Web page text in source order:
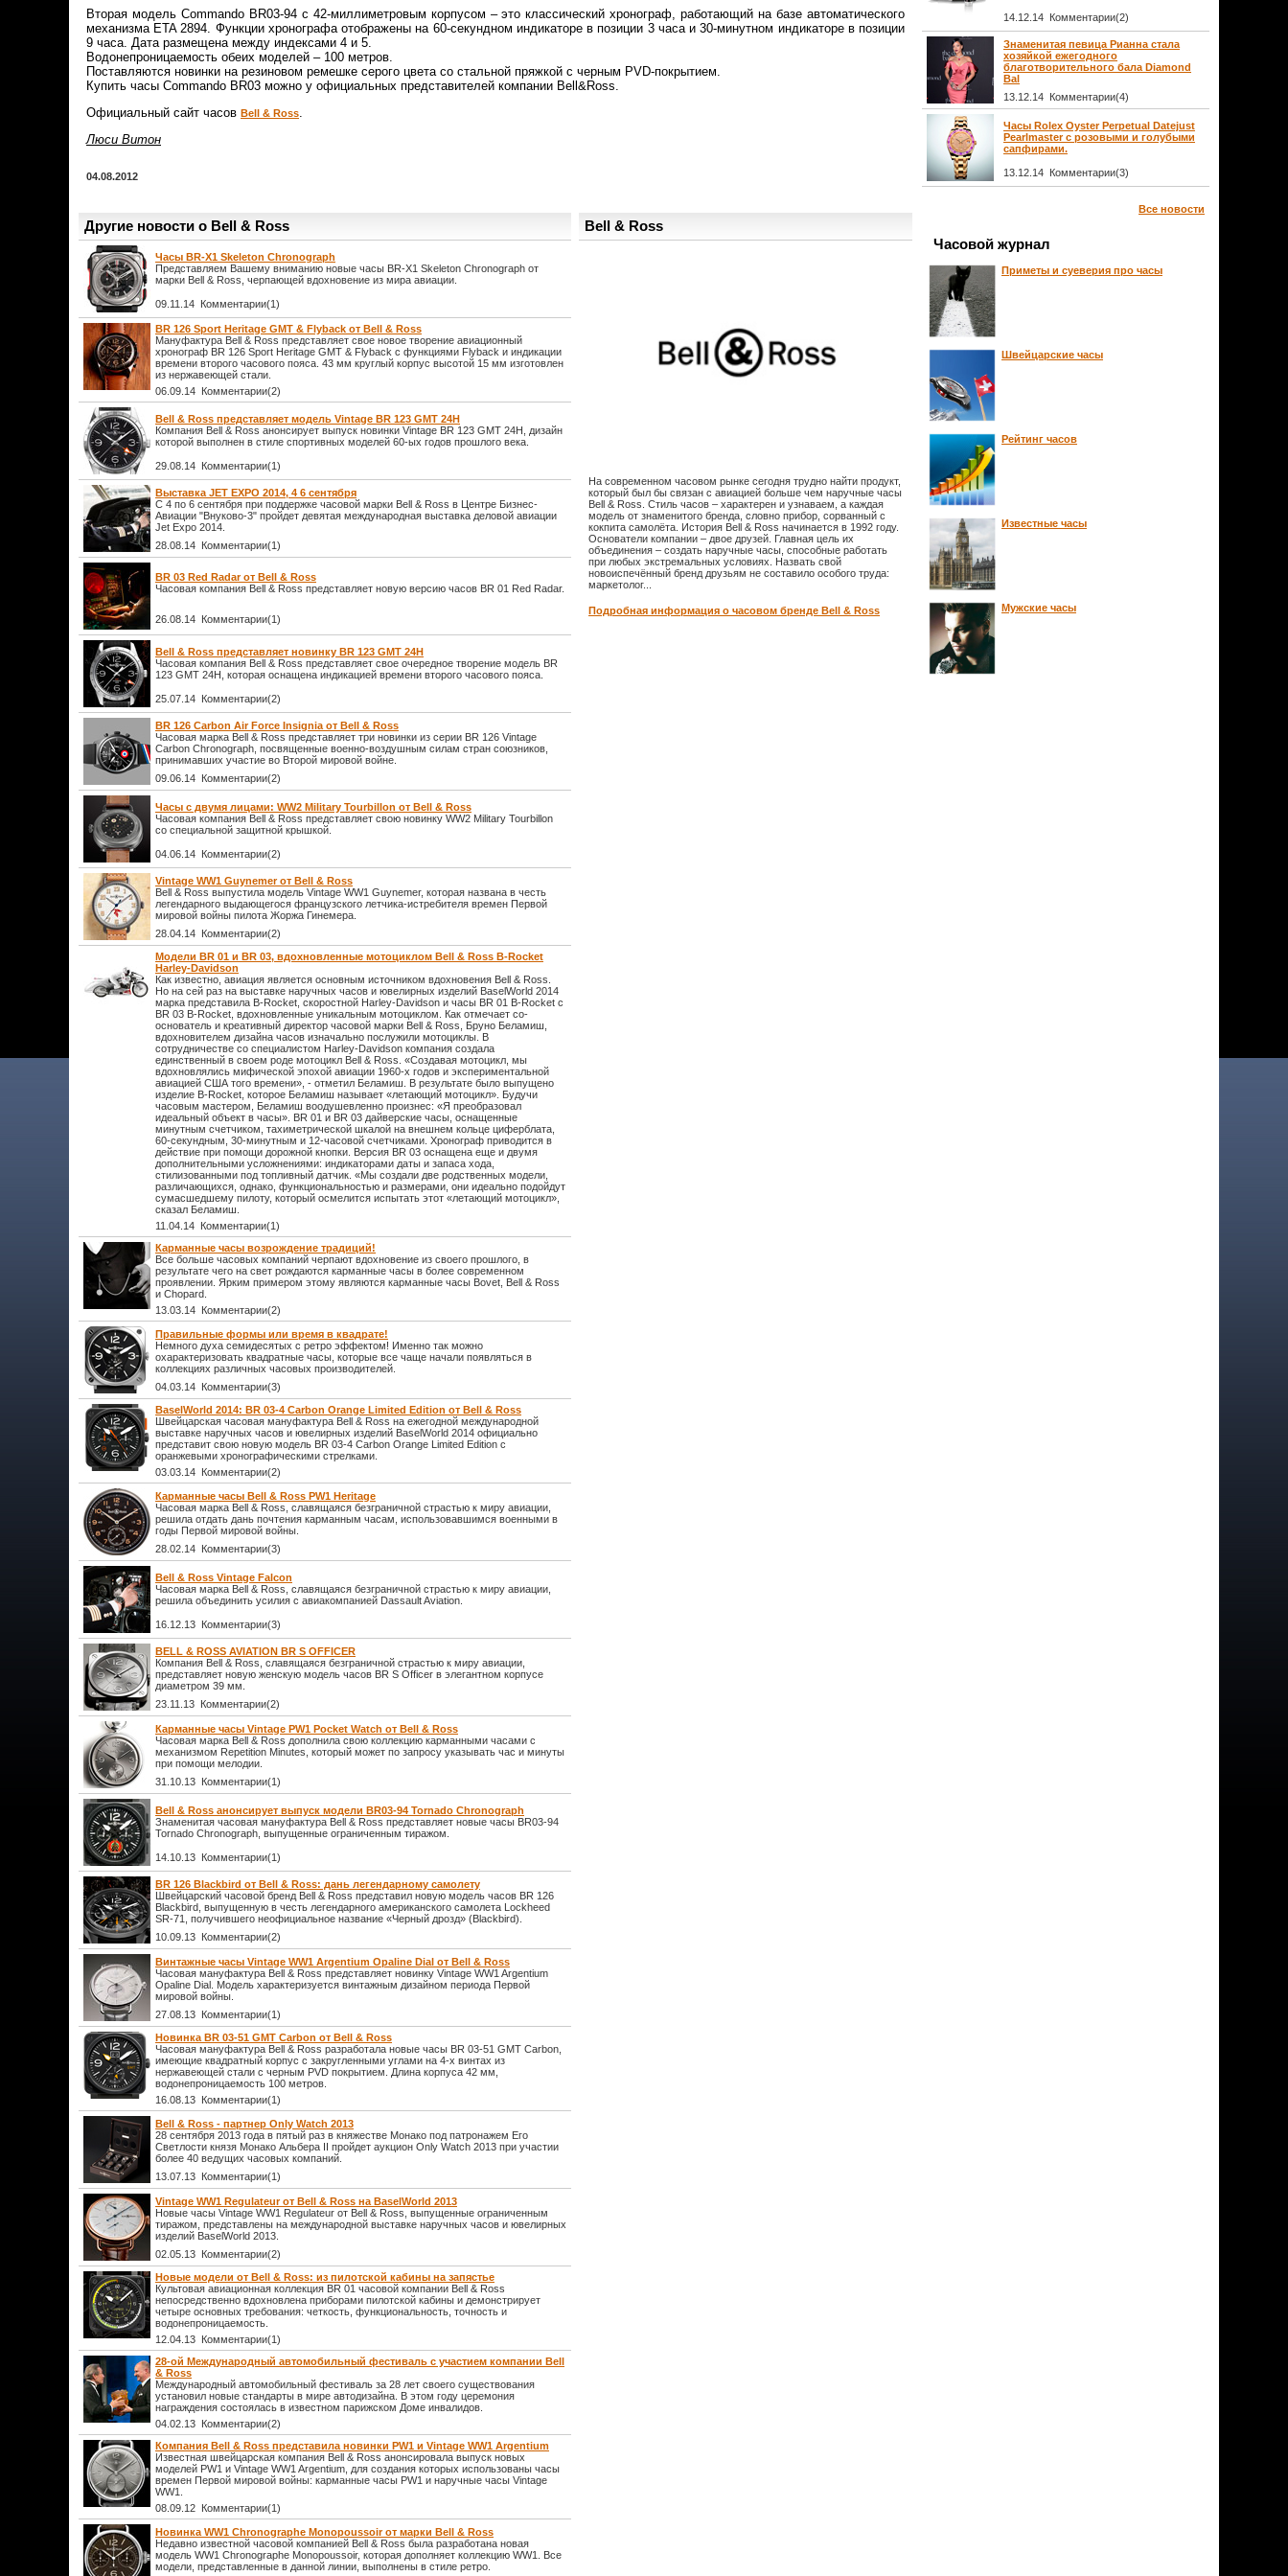
Вторая модель Commando BR03-94 с 42-миллиметровым корпусом – это классический хронограф, работающий на базе автоматического
механизма ETA 2894. Функции хронографа отображены на 60-секундном индикаторе в позиции 3 часа и 30-минутном индикаторе в позиции
9 часа. Дата размещена между индексами 4 и 5.
Водонепроницаемость обеих моделей – 100 метров.
Поставляются новинки на резиновом ремешке серого цвета со стальной пряжкой с черным PVD-покрытием.
Купить часы Commando BR03 можно у официальных представителей компании Bell&Ross.
Официальный сайт часов Bell & Ross.
Люси Витон
04.08.2012
Другие новости о Bell & Ross
Часы BR-X1 Skeleton Chronograph
Представляем Вашему вниманию новые часы BR-X1 Skeleton Chronograph от
марки Bell & Ross, черпающей вдохновение из мира авиации.
09.11.14 Комментарии(1)
BR 126 Sport Heritage GMT & Flyback от Bell & Ross
Мануфактура Bell & Ross представляет свое новое творение авиационный
хронограф BR 126 Sport Heritage GMT & Flyback с функциями Flyback и индикации
времени второго часового пояса. 43 мм круглый корпус высотой 15 мм изготовлен
из нержавеющей стали.
06.09.14 Комментарии(2)
Bell & Ross представляет модель Vintage BR 123 GMT 24H
Компания Bell & Ross анонсирует выпуск новинки Vintage BR 123 GMT 24H, дизайн
которой выполнен в стиле спортивных моделей 60-ых годов прошлого века.
29.08.14 Комментарии(1)
Выставка JET EXPO 2014, 4 6 сентября
С 4 по 6 сентября при поддержке часовой марки Bell & Ross в Центре Бизнес-
Авиации "Внуково-3" пройдет девятая международная выставка деловой авиации
Jet Expo 2014.
28.08.14 Комментарии(1)
BR 03 Red Radar от Bell & Ross
Часовая компания Bell & Ross представляет новую версию часов BR 01 Red Radar.
26.08.14 Комментарии(1)
Bell & Ross представляет новинку BR 123 GMT 24H
Часовая компания Bell & Ross представляет свое очередное творение модель BR
123 GMT 24H, которая оснащена индикацией времени второго часового пояса.
25.07.14 Комментарии(2)
BR 126 Carbon Air Force Insignia от Bell & Ross
Часовая марка Bell & Ross представляет три новинки из серии BR 126 Vintage
Carbon Chronograph, посвященные военно-воздушным силам стран союзников,
принимавших участие во Второй мировой войне.
09.06.14 Комментарии(2)
Часы с двумя лицами: WW2 Military Tourbillon от Bell & Ross
Часовая компания Bell & Ross представляет свою новинку WW2 Military Tourbillon
со специальной защитной крышкой.
04.06.14 Комментарии(2)
Vintage WW1 Guynemer от Bell & Ross
Bell & Ross выпустила модель Vintage WW1 Guynemer, которая названа в честь
легендарного выдающегося французского летчика-истребителя времен Первой
мировой войны пилота Жоржа Гинемера.
28.04.14 Комментарии(2)
Модели BR 01 и BR 03, вдохновленные мотоциклом Bell & Ross B-Rocket
Harley-Davidson
Как известно, авиация является основным источником вдохновения Bell & Ross.
Но на сей раз на выставке наручных часов и ювелирных изделий BaselWorld 2014
марка представила B-Rocket, скоростной Harley-Davidson и часы BR 01 B-Rocket с
BR 03 B-Rocket, вдохновленные уникальным мотоциклом. Как отмечает со-
основатель и креативный директор часовой марки Bell & Ross, Бруно Беламиш,
вдохновителем дизайна часов изначально послужили мотоциклы. В
сотрудничестве со специалистом Harley-Davidson компания создала
единственный в своем роде мотоцикл Bell & Ross. «Создавая мотоцикл, мы
вдохновлялись мифической эпохой авиации 1960-х годов и экспериментальной
авиацией США того времени», - отметил Беламиш. В результате было выпущено
изделие B-Rocket, которое Беламиш называет «летающий мотоцикл». Будучи
часовым мастером, Беламиш воодушевленно произнес: «Я преобразовал
идеальный объект в часы». BR 01 и BR 03 дайверские часы, оснащенные
минутным счетчиком, тахиметрической шкалой на внешнем кольце циферблата,
60-секундным, 30-минутным и 12-часовой счетчиками. Хронограф приводится в
действие при помощи дорожной кнопки. Версия BR 03 оснащена еще и двумя
дополнительными усложнениями: индикаторами даты и запаса хода,
стилизованными под топливный датчик. «Мы создали две родственных модели,
различающихся, однако, функциональностью и размерами, они идеально подойдут
сумасшедшему пилоту, который осмелится испытать этот «летающий мотоцикл»,
сказал Беламиш.
11.04.14 Комментарии(1)
Карманные часы возрождение традиций!
Все больше часовых компаний черпают вдохновение из своего прошлого, в
результате чего на свет рождаются карманные часы в более современном
проявлении. Ярким примером этому являются карманные часы Bovet, Bell & Ross
и Chopard.
13.03.14 Комментарии(2)
Правильные формы или время в квадрате!
Немного духа семидесятых с ретро эффектом! Именно так можно
охарактеризовать квадратные часы, которые все чаще начали появляться в
коллекциях различных часовых производителей.
04.03.14 Комментарии(3)
BaselWorld 2014: BR 03-4 Carbon Orange Limited Edition от Bell & Ross
Швейцарская часовая мануфактура Bell & Ross на ежегодной международной
выставке наручных часов и ювелирных изделий BaselWorld 2014 официально
представит свою новую модель BR 03-4 Carbon Orange Limited Edition с
оранжевыми хронографическими стрелками.
03.03.14 Комментарии(2)
Карманные часы Bell & Ross PW1 Heritage
Часовая марка Bell & Ross, славящаяся безграничной страстью к миру авиации,
решила отдать дань почтения карманным часам, использовавшимся военными в
годы Первой мировой войны.
28.02.14 Комментарии(3)
Bell & Ross Vintage Falcon
Часовая марка Bell & Ross, славящаяся безграничной страстью к миру авиации,
решила объединить усилия с авиакомпанией Dassault Aviation.
16.12.13 Комментарии(3)
BELL & ROSS AVIATION BR S OFFICER
Компания Bell & Ross, славящаяся безграничной страстью к миру авиации,
представляет новую женскую модель часов BR S Officer в элегантном корпусе
диаметром 39 мм.
23.11.13 Комментарии(2)
Карманные часы Vintage PW1 Pocket Watch от Bell & Ross
Часовая марка Bell & Ross дополнила свою коллекцию карманными часами с
механизмом Repetition Minutes, который может по запросу указывать час и минуты
при помощи мелодии.
31.10.13 Комментарии(1)
Bell & Ross анонсирует выпуск модели BR03-94 Tornado Chronograph
Знаменитая часовая мануфактура Bell & Ross представляет новые часы BR03-94
Tornado Chronograph, выпущенные ограниченным тиражом.
14.10.13 Комментарии(1)
BR 126 Blackbird от Bell & Ross: дань легендарному самолету
Швейцарский часовой бренд Bell & Ross представил новую модель часов BR 126
Blackbird, выпущенную в честь легендарного американского самолета Lockheed
SR-71, получившего неофициальное название «Черный дрозд» (Blackbird).
10.09.13 Комментарии(2)
Винтажные часы Vintage WW1 Argentium Opaline Dial от Bell & Ross
Часовая мануфактура Bell & Ross представляет новинку Vintage WW1 Argentium
Opaline Dial. Модель характеризуется винтажным дизайном периода Первой
мировой войны.
27.08.13 Комментарии(1)
Новинка BR 03-51 GMT Carbon от Bell & Ross
Часовая мануфактура Bell & Ross разработала новые часы BR 03-51 GMT Carbon,
имеющие квадратный корпус с закругленными углами на 4-х винтах из
нержавеющей стали с черным PVD покрытием. Длина корпуса 42 мм,
водонепроницаемость 100 метров.
16.08.13 Комментарии(1)
Bell & Ross - партнер Only Watch 2013
28 сентября 2013 года в пятый раз в княжестве Монако под патронажем Его
Светлости князя Монако Альбера II пройдет аукцион Only Watch 2013 при участии
более 40 ведущих часовых компаний.
13.07.13 Комментарии(1)
Vintage WW1 Regulateur от Bell & Ross на BaselWorld 2013
Новые часы Vintage WW1 Regulateur от Bell & Ross, выпущенные ограниченным
тиражом, представлены на международной выставке наручных часов и ювелирных
изделий BaselWorld 2013.
02.05.13 Комментарии(2)
Новые модели от Bell & Ross: из пилотской кабины на запястье
Культовая авиационная коллекция BR 01 часовой компании Bell & Ross
непосредственно вдохновлена приборами пилотской кабины и демонстрирует
четыре основных требования: четкость, функциональность, точность и
водонепроницаемость.
12.04.13 Комментарии(1)
28-ой Международный автомобильный фестиваль с участием компании Bell
& Ross
Международный автомобильный фестиваль за 28 лет своего существования
установил новые стандарты в мире автодизайна. В этом году церемония
награждения состоялась в известном парижском Доме инвалидов.
04.02.13 Комментарии(2)
Компания Bell & Ross представила новинки PW1 и Vintage WW1 Argentium
Известная швейцарская компания Bell & Ross анонсировала выпуск новых
моделей PW1 и Vintage WW1 Argentium, для создания которых использованы часы
времен Первой мировой войны: карманные часы PW1 и наручные часы Vintage
WW1.
08.09.12 Комментарии(1)
Новинка WW1 Chronographe Monopoussoir от марки Bell & Ross
Недавно известной часовой компанией Bell & Ross была разработана новая
модель WW1 Chronographe Monopoussoir, которая дополняет коллекцию WW1. Все
модели, представленные в данной линии, выполнены в стиле ретро.
Bell & Ross
На современном часовом рынке сегодня трудно найти продукт,
который был бы связан с авиацией больше чем наручные часы
Bell & Ross. Стиль часов – характерен и узнаваем, а каждая
модель от знаменитого бренда, словно прибор, сорванный с
кокпита самолёта. История Bell & Ross начинается в 1992 году.
Основатели компании – двое друзей. Главная цель их
объединения – создать наручные часы, способные работать
при любых экстремальных условиях. Назвать свой
новоиспечённый бренд друзьям не составило особого труда:
маркетолог...
Подробная информация о часовом бренде Bell & Ross
14.12.14 Комментарии(2)
Знаменитая певица Рианна стала
хозяйкой ежегодного
благотворительного бала Diamond
Bal
13.12.14 Комментарии(4)
Часы Rolex Oyster Perpetual Datejust
Pearlmaster с розовыми и голубыми
сапфирами.
13.12.14 Комментарии(3)
Все новости
Часовой журнал
Приметы и суеверия про часы
Швейцарские часы
Рейтинг часов
Известные часы
Мужские часы